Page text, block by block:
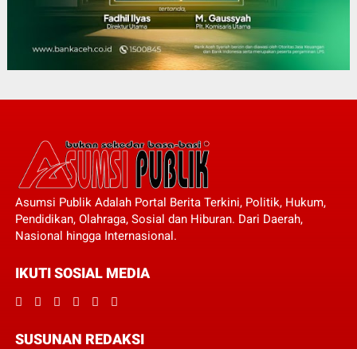
Asumsi Publik Adalah Portal Berita Terkini, Politik, Hukum,
Pendidikan, Olahraga, Sosial dan Hiburan. Dari Daerah,
Nasional hingga Internasional.
IKUTI SOSIAL MEDIA
SUSUNAN REDAKSI